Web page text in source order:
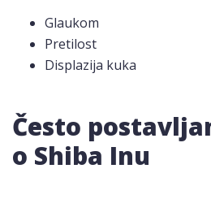
Glaukom
Pretilost
Displazija kuka
Često
o Shiba Inu